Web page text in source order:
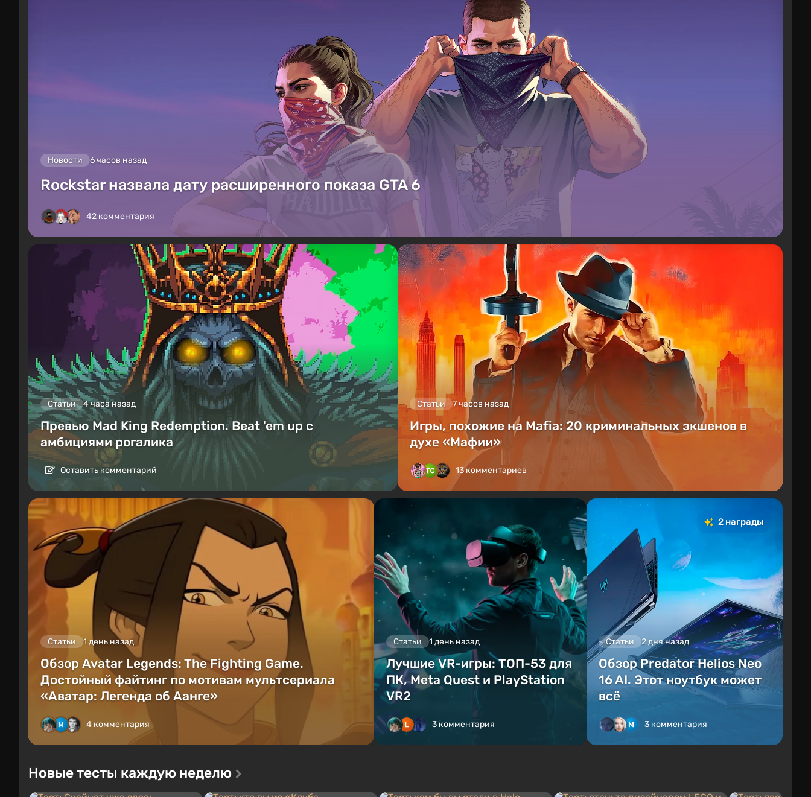
Новости 6 часов назад
Rockstar назвала дату расширенного показа GTA 6
42 комментария
Статьи 4 часа назад
Превью Mad King Redemption. Beat 'em up с
амбициями рогалика
Оставить комментарий
Статьи 7 часов назад
Игры, похожие на Mafia: 20 криминальных экшенов в
духе «Мафии»
13 комментариев
Статьи 1 день назад
Обзор Avatar Legends: The Fighting Game.
Достойный файтинг по мотивам мультсериала
«Аватар: Легенда об Аанге»
4 комментария
Статьи 1 день назад
Лучшие VR-игры: ТОП-53 для
ПК, Meta Quest и PlayStation
VR2
3 комментария
2 награды
Статьи 2 дня назад
Обзор Predator Helios Neo
16 AI. Этот ноутбук может
всё
3 комментария
Новые тесты каждую неделю